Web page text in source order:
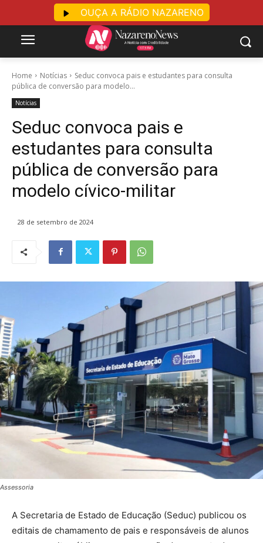
Home Notícias
Seduc convoca pais e estudantes para consulta
pública de conversão para modelo...
Notícias
Seduc convoca pais e
estudantes para consulta
pública de conversão para
modelo cívico-militar
28 de setembro de 2024
Assessoria
A Secretaria de Estado de Educação (Seduc) publicou os
editais de chamamento de pais e responsáveis de alunos
OUÇA A RÁDIO NAZARENO